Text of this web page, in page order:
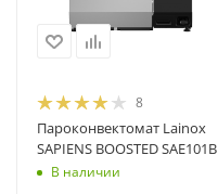
8
Пароконвектомат Lainox
SAPIENS BOOSTED SAE101B
В наличии